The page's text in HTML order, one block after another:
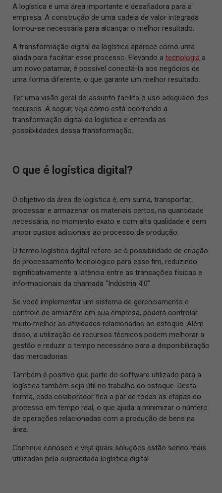
A logística é uma área importante e desafiadora para a
empresa. A construção de uma cadeia de valor integrada
tornou-se necessária para alcançar o melhor resultado.
A transformação digital da logística aparece como uma
aliada para facilitar esse processo. Elevando a tecnologia a
um novo patamar, é possível conectá-la aos negócios de
uma forma diferente, o que garante um melhor resultado.
Ter uma visão geral do assunto facilita o uso adequado dos
recursos. A seguir, veja como está ocorrendo a
transformação digital da logística e entenda as
possibilidades dessa transformação.
O que é logística digital?
O objetivo da área de logística é, em suma, transportar,
processar e armazenar os materiais certos, na quantidade
necessária, no momento exato e com alta qualidade e sem
impor custos adicionais ao processo de produção.
O termo logística digital refere-se à possibilidade de criação
de processamento tecnológico para esse fim, reduzindo
significativamente a latência entre as transações físicas e
informacionais da chamada “Indústria 4.0”.
Se você implementar um sistema de gerenciamento e
controle de armazém em sua empresa, poderá controlar
muito melhor as atividades relacionadas ao estoque. Além
disso, a utilização de recursos técnicos podem melhorar a
gestão e reduzir o tempo necessário para a disponibilização
das mercadorias.
Também é positivo que parte do software utilizado para a
logística também seja útil no trabalho do estoque. Desta
forma, cada colaborador fica a par de todas as etapas do
processo em tempo real, o que ajuda a minimizar o número
de operações relacionadas com a produção de bens na
área.
Continue conosco e veja quais soluções estão sendo mais
utilizadas pela supracitada logística digital.